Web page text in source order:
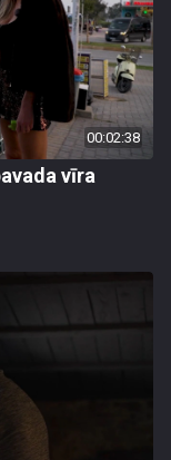
00:02:38
vīra